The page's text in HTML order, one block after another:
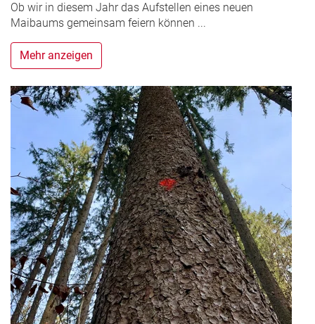
Ob wir in diesem Jahr das Aufstellen eines neuen
Maibaums gemeinsam feiern können ...
Mehr anzeigen